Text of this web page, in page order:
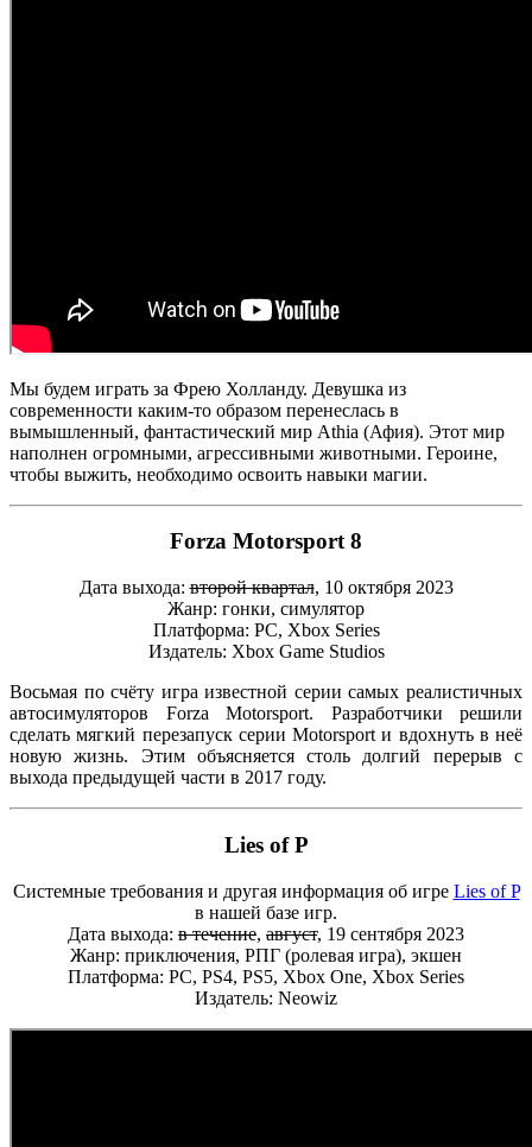
Мы будем играть за Фрею Холланду. Девушка из
современности каким-то образом перенеслась в
вымышленный, фантастический мир Athia (Афия). Этот мир
наполнен огромными, агрессивными животными. Героине,
чтобы выжить, необходимо освоить навыки магии.
Forza Motorsport 8
Дата выхода:второй квартал, 10 октября 2023
Жанр: гонки, симулятор
Платформа: PC, Xbox Series
Издатель: Xbox Game Studios
Восьмая по счёту игра известной серии самых реалистичных
автосимуляторов Forza Motorsport. Разработчики решили
сделать мягкий перезапуск серии Motorsport и вдохнуть в неё
новую жизнь. Этим объясняется столь долгий перерыв с
выхода предыдущей части в 2017 году.
Lies of P
Системные требования и другая информация об игре Lies of P
в нашей базе игр.
Дата выхода: в течение, август, 19 сентября 2023
Жанр: приключения, РПГ (ролевая игра), экшен
Платформа: PC, PS4, PS5, Xbox One, Xbox Series
Издатель: Neowiz